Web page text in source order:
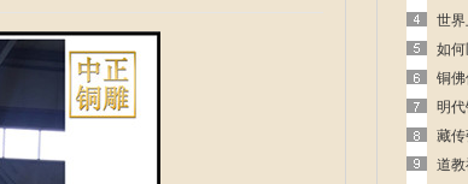
世
如
铜
明
藏
道